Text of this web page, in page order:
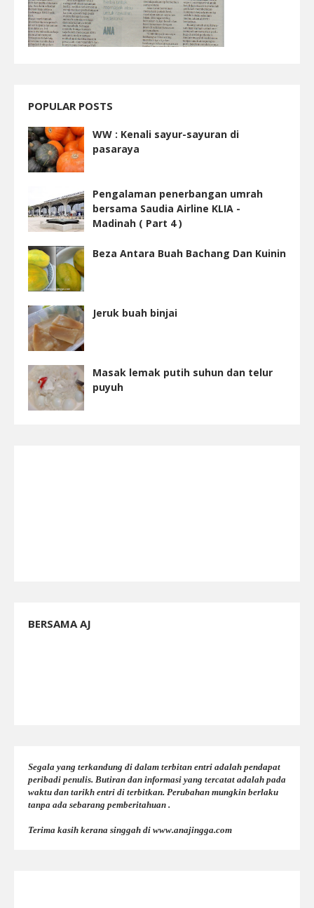
POPULAR POSTS
WW : Kenali sayur-sayuran di
pasaraya
Pengalaman penerbangan umrah
bersama Saudia Airline KLIA -
Madinah ( Part 4 )
Beza Antara Buah Bachang Dan Kuinin
Jeruk buah binjai
Masak lemak putih suhun dan telur
puyuh
BERSAMA AJ
Segala yang terkandung di dalam terbitan entri adalah pendapat
peribadi penulis. Butiran dan informasi yang tercatat adalah pada
waktu dan tarikh entri di terbitkan. Perubahan mungkin berlaku
tanpa ada sebarang pemberitahuan .
Terima kasih kerana singgah di www.anajingga.com